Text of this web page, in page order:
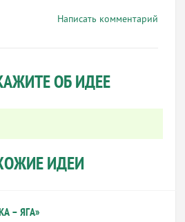
Написать комментарий
ОБ ИДЕЕ
ИДЕИ
– ЯГА»